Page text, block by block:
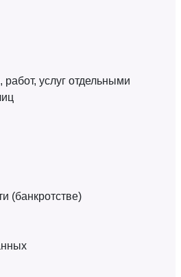
работ, услуг отдельными
(банкротстве)